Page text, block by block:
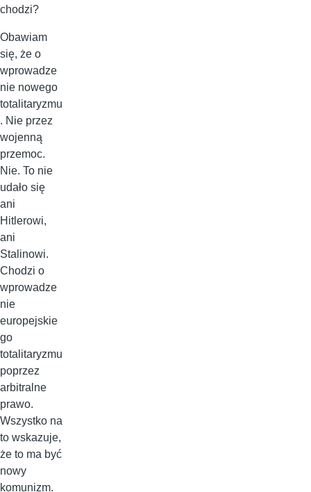
chodzi?
Obawiam
się, że o
wprowadze
nie nowego
totalitaryzmu
. Nie przez
wojenną
przemoc.
Nie. To nie
udało się
ani
Hitlerowi,
ani
Stalinowi.
Chodzi o
wprowadze
nie
europejskie
go
totalitaryzmu
poprzez
arbitralne
prawo.
Wszystko na
to wskazuje,
że to ma być
nowy
komunizm.